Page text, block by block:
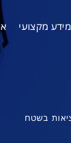
מידע מקצועי